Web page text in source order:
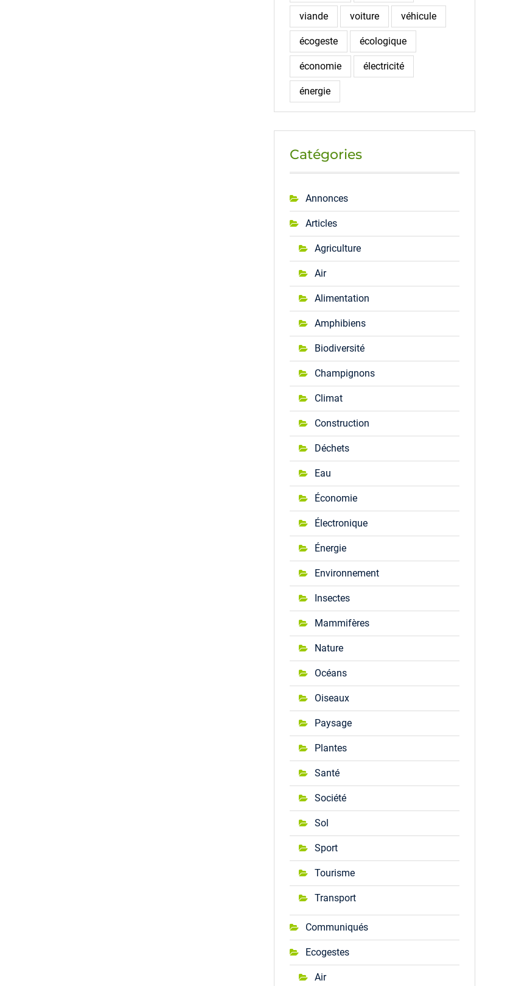
viande voiture véhicule
écogeste écologique
économie électricité
énergie
Catégories
Annonces
Articles
Agriculture
Air
Alimentation
Amphibiens
Biodiversité
Champignons
Climat
Construction
Déchets
Eau
Économie
Électronique
Énergie
Environnement
Insectes
Mammifères
Nature
Océans
Oiseaux
Paysage
Plantes
Santé
Société
Sol
Sport
Tourisme
Transport
Communiqués
Ecogestes
Air